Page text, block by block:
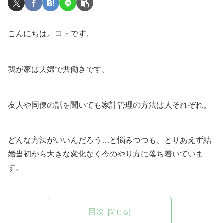
こんにちは。コトです。
我が家は夫婦で共働きです。
友人や同僚の話を聞いても家計管理の方法は人それぞれ。
どんな方法がいいんだろう…と悩みつつも、とりあえず結
婚当初から大きな変化なく今のやり方に落ち着いていま
す。
目次